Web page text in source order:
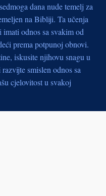
dana nude temelj za
na Bibliji. Ta učenja
odnos sa svakim od
prema potpunoj obnovi.
iskusite njihovu snagu u
smislen odnos sa
cjelovitost u svakoj